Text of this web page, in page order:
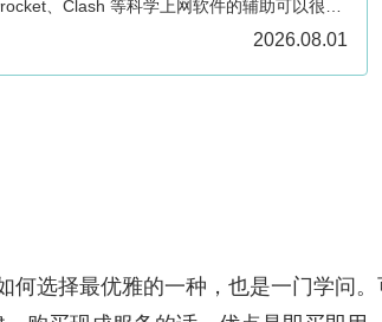
、Clash 等科学上网软件的辅助可以很好
、Android、iOS、Apple TV 和路由器多端适
2026.08.01
何选择最优雅的一种，也是一门学问。